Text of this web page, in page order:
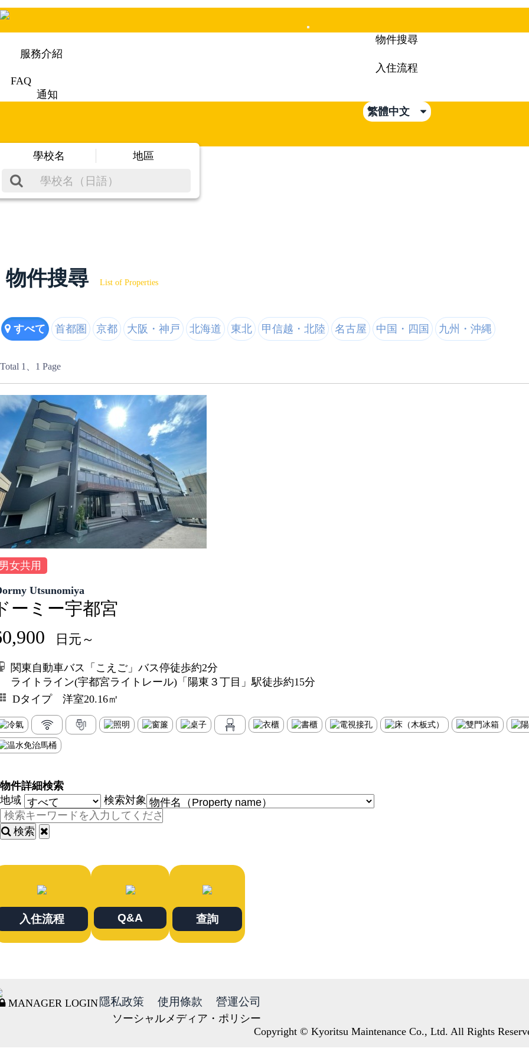
Mobile
物件搜尋
服務介紹
入住流程
FAQ
通知
繁體中文
學校名 地區
物件搜尋 List of Properties
すべて 首都圏 京都 大阪・神戸 北海道 東北 甲信越・北陸 名古屋 中国・四国 九州・沖縄
Total 1、1 Page
女共用
Utsunomiya
ーミー宇都宮
日元～
関東自動車バス「こえご」バス停徒歩約2分
ライトライン(宇都宮ライトレール)「陽東３丁目」駅徒歩約15分
Dタイプ 洋室20.16㎡
物件詳細検索
地域
検索対象
検索
入住流程 Q&A 查詢
MANAGER LOGIN 隱私政策 使用條款 營運公司
ソーシャルメディア・ポリシー
Copyright © Kyoritsu Maintenance Co., Ltd. All Rights